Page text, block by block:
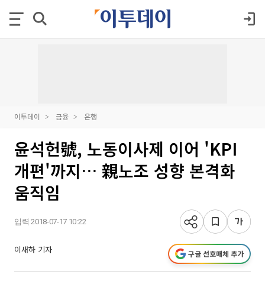
이투데이 금융 은행
윤석헌號, 노동이사제 이어 'KPI
개편'까지… 親노조 성향 본격화
움직임
입력 2018-07-17 10:22
이새하 기자 구글 선호매체 추가